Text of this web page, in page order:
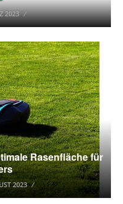
2023
Rasenfläche für
2023